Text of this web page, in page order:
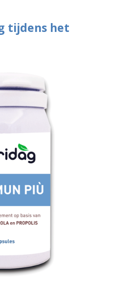
tijdens het